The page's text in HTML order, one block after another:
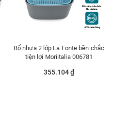
Rổ nhựa 2 lớp La Fonte bền chắc
tiện lợi Moriitalia 006781
355.104 ₫